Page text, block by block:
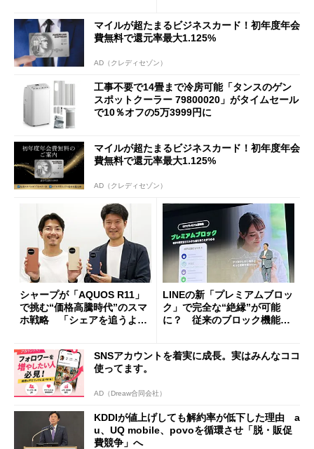
マイルが超たまるビジネスカード！初年度年会
費無料で還元率最大1.125%
AD（クレディセゾン）
工事不要で14畳まで冷房可能「タンスのゲン
スポットクーラー 79800020」がタイムセール
で10％オフの5万3999円に
マイルが超たまるビジネスカード！初年度年会
費無料で還元率最大1.125%
AD（クレディセゾン）
シャープが「AQUOS R11」
で挑む“価格高騰時代”のスマ
ホ戦略 「シェアを追うより
LINEの新「プレミアムブロッ
ク」で完全な“絶縁”が可能
に？ 従来のブロック機能と
SNSアカウントを着実に成長。実はみんなココ
使ってます。
AD（Dreaw合同会社）
KDDIが値上げしても解約率が低下した理由 a
u、UQ mobile、povoを循環させ「脱・販促
費競争」へ